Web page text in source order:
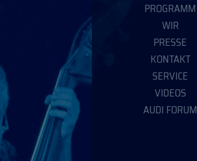
PROGRAMM
WIR
PRESSE
KONTAKT
SERVICE
VIDEOS
AUDI FORUM